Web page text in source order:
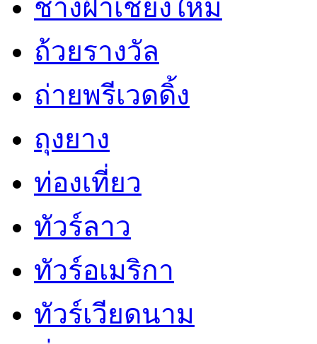
ช่างฝ้าเชียงใหม่
ถ้วยรางวัล
ถ่ายพรีเวดดิ้ง
ถุงยาง
ท่องเที่ยว
ทัวร์ลาว
ทัวร์อเมริกา
ทัวร์เวียดนาม